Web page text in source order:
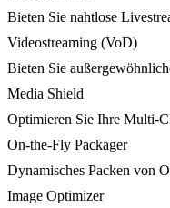
Bieten Sie nahtlose
Videostreaming (VoD)
Bieten Sie
Media Shield
Optimieren Sie Ihre Multi-
On-the-Fly Packager
Dynamisches Packen von
Image Optimizer